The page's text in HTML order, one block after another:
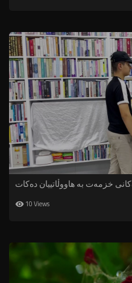
خزمەت بە هاووڵاتییان دەکات
10 Views